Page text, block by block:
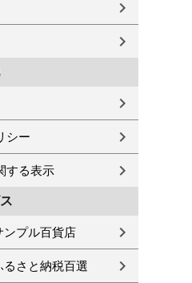
シー
する表示
ンプル百貨店
さと納税百選